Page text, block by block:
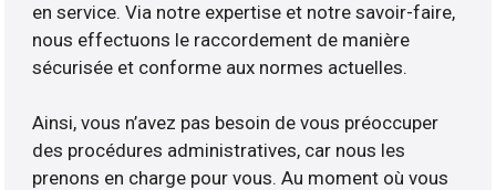
en service. Via notre expertise et notre savoir-faire,
nous effectuons le raccordement de manière
sécurisée et conforme aux normes actuelles.
Ainsi, vous n’avez pas besoin de vous préoccuper
des procédures administratives, car nous les
prenons en charge pour vous. Au moment où vous